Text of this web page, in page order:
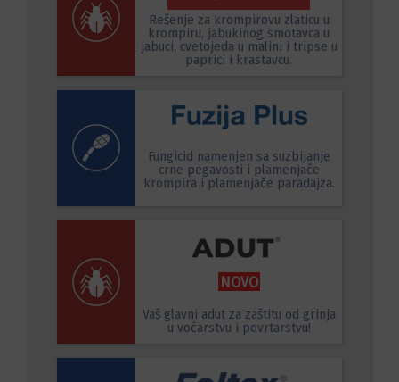
Rešenje za krompirovu zlaticu u
krompiru, jabukinog smotavca u
jabuci, cvetojeda u malini i tripse u
paprici i krastavcu.
Fungicid namenjen sa suzbijanje
crne pegavosti i plamenjače
krompira i plamenjače paradajza.
NOVO
Vaš glavni adut za zaštitu od grinja
u voćarstvu i povrtarstvu!